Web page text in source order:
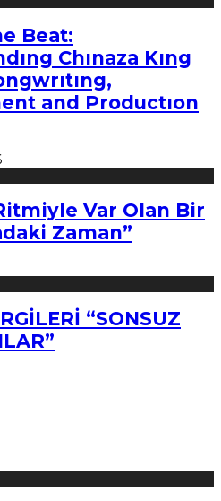
Beat:
Chınaza Kıng
and Productıon
Var Olan Bir
Zaman”
“SONSUZ